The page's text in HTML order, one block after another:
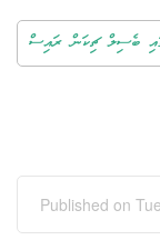
ބެސިލް ޗިކަން ރައިސް
Published on